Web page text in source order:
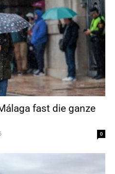
fast die ganze
0